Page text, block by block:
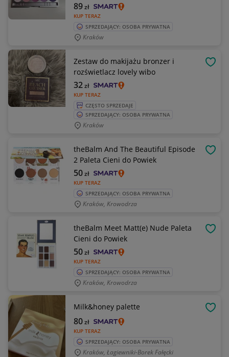
KUP TERAZ
89zł
SPRZEDAJĄCY: OSOBA PRYWATNA
Kraków
Zestaw do makijażu bronzer i
rozświetlacz lovely wibo
KUP TERAZ
32zł
CZĘSTO SPRZEDAJE
SPRZEDAJĄCY: OSOBA PRYWATNA
Kraków
theBalm And The Beautiful Episode
2 Paleta Cieni do Powiek
KUP TERAZ
50zł
SPRZEDAJĄCY: OSOBA PRYWATNA
Kraków, Krowodrza
theBalm Meet Matt(e) Nude Paleta
Cieni do Powiek
KUP TERAZ
50zł
SPRZEDAJĄCY: OSOBA PRYWATNA
Kraków, Krowodrza
Milk&honey palette
KUP TERAZ
80zł
SPRZEDAJĄCY: OSOBA PRYWATNA
Kraków, Łagiewniki-Borek Fałęcki